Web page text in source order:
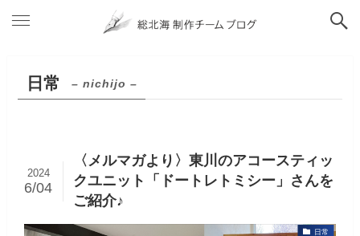
日常 – nichijo –
〈メルマガより〉東川のアコースティッ
クユニット「ドートレトミシー」さんを
ご紹介♪
2024
6/04
日常